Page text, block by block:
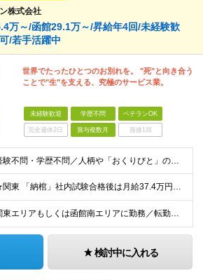
株式会社
万～/函館29.1万～/昇給年4回/未経験歓
/若手活躍中
世界でたったひとつのお別れを。 "死"と向き合う
ことで"生"を支える、究極のサービス業。
未経験歓迎 学歴不問 ベテランOK
完全週休2日 賞与複数月 面接1回
経験不問・学歴不問／人柄や「おくりびと」の仕事への興味を重視します！ ■普通自動車免許をお持ちの方（AT限定可） ※現場間の移動等で運転の頻度が高いため、運転に抵抗のない方を想定しています 《以下
★関東 「納棺」社内試験合格後は月給37.4万円以上可能 月給35万4327円～65万674円（住宅手当2万円、固定残業代40時間分／月7万9327円～含む）+各種手当+賞与年2回 ※固定残業時間
関東エリアもしくは函館南エリアに勤務／転勤なし ＜関東エリア＞ 配属先拠点を中心に一都三県にてお仕事をしていただきます。 ご希望を伺ったうえで、募集状況に応じていずれかの勤務地に配属となります。
検討中に入れる